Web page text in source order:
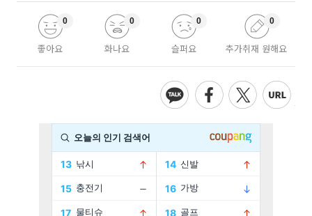
좋아요
0
화나요
0
슬퍼요
0
추가취재 원해요
0